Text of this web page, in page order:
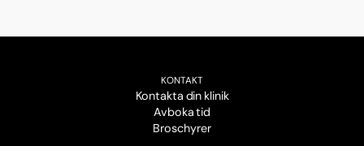
KONTAKT
Kontakta din klinik
Avboka tid
Broschyrer